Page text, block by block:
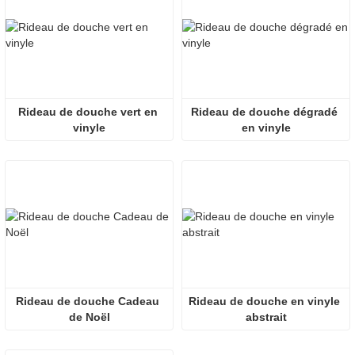
Rideau de douche vert en
vinyle
Rideau de douche dégradé
en vinyle
Rideau de douche Cadeau
de Noël
Rideau de douche en vinyle
abstrait